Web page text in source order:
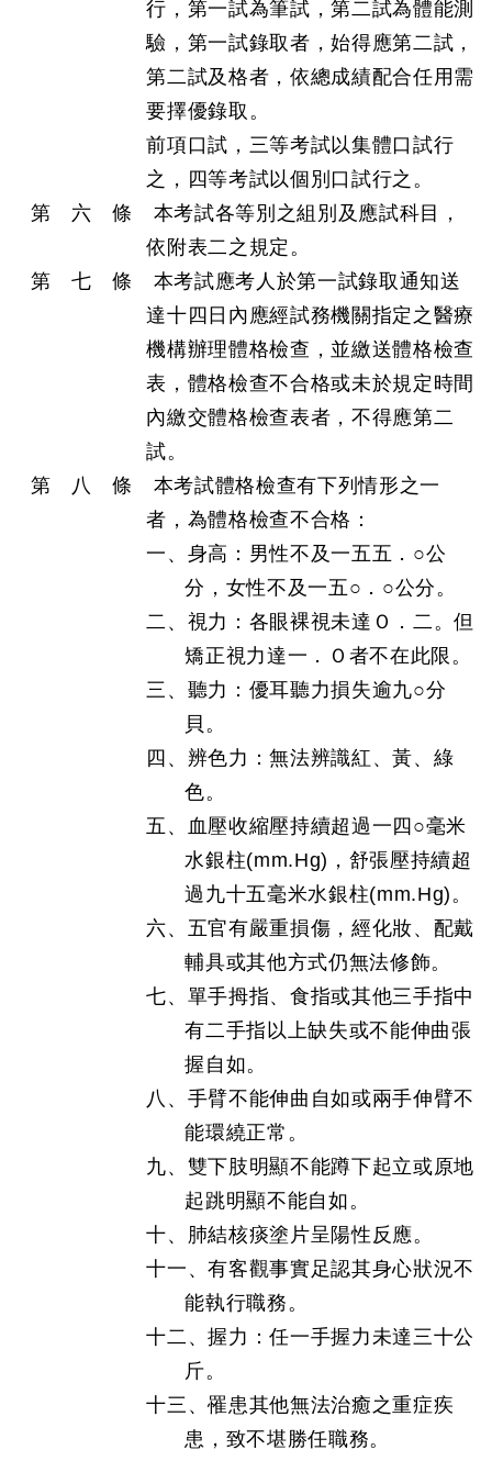
行，第一試為筆試，第二試為體能測
驗，第一試錄取者，始得應第二試，
第二試及格者，依總成績配合任用需
要擇優錄取。
前項口試，三等考試以集體口試行
之，四等考試以個別口試行之。
第 六 條 本考試各等別之組別及應試科目，
依附表二之規定。
第 七 條 本考試應考人於第一試錄取通知送
達十四日內應經試務機關指定之醫療
機構辦理體格檢查，並繳送體格檢查
表，體格檢查不合格或未於規定時間
內繳交體格檢查表者，不得應第二
試。
第 八 條 本考試體格檢查有下列情形之一
者，為體格檢查不合格：
一、身高：男性不及一五五．○公
分，女性不及一五○．○公分。
二、視力：各眼裸視未達Ｏ．二。但
矯正視力達一．Ｏ者不在此限。
三、聽力：優耳聽力損失逾九○分
貝。
四、辨色力：無法辨識紅、黃、綠
色。
五、血壓收縮壓持續超過一四○毫米
水銀柱(mm.Hg)，舒張壓持續超
過九十五毫米水銀柱(mm.Hg)。
六、五官有嚴重損傷，經化妝、配戴
輔具或其他方式仍無法修飾。
七、單手拇指、食指或其他三手指中
有二手指以上缺失或不能伸曲張
握自如。
八、手臂不能伸曲自如或兩手伸臂不
能環繞正常。
九、雙下肢明顯不能蹲下起立或原地
起跳明顯不能自如。
十、肺結核痰塗片呈陽性反應。
十一、有客觀事實足認其身心狀況不
能執行職務。
十二、握力：任一手握力未達三十公
斤。
十三、罹患其他無法治癒之重症疾
患，致不堪勝任職務。